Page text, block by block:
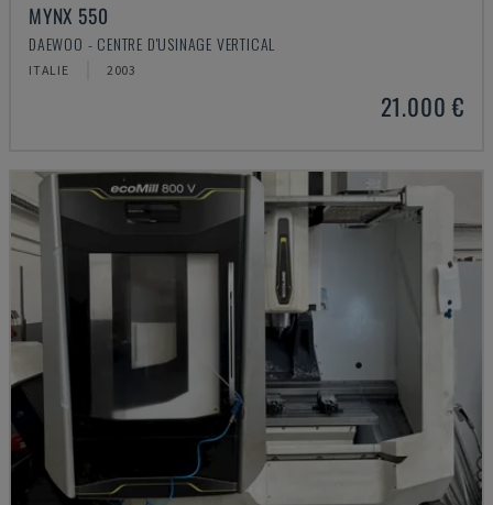
MYNX 550
DAEWOO - CENTRE D'USINAGE VERTICAL
ITALIE 2003
21.000 €